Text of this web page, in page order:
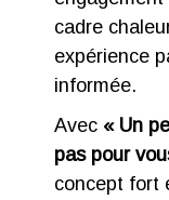
cadre
expérience
informée.
Avec « Un
pas pour
concept fort